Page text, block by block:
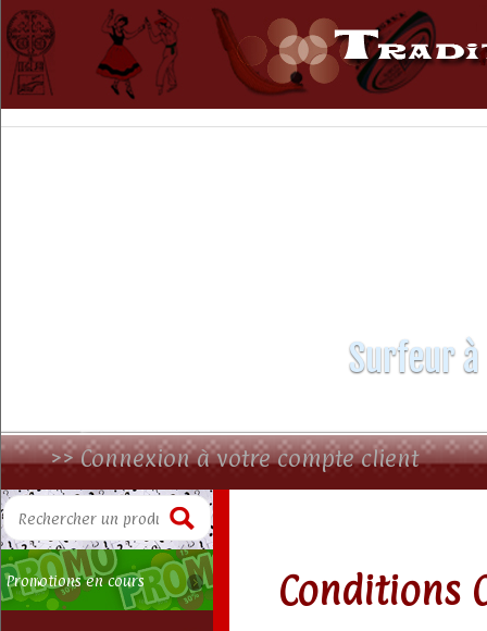
Surfeur
>> Connexion à votre compte client
Promotions en cours Conditions